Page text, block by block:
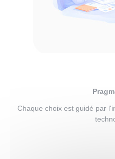
Chaque choix est guidé par